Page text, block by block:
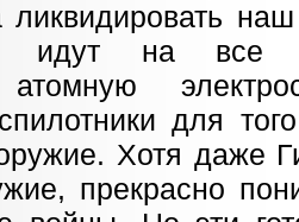
ликвидировать
идут на все
атомную
для
Хотя даже
прекрасно